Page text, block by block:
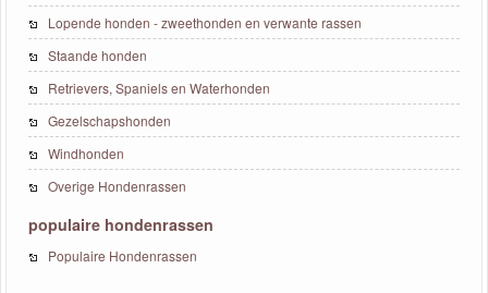
Lopende honden - zweethonden en verwante rassen
Staande honden
Retrievers, Spaniels en Waterhonden
Gezelschapshonden
Windhonden
Overige Hondenrassen
populaire hondenrassen
Populaire Hondenrassen